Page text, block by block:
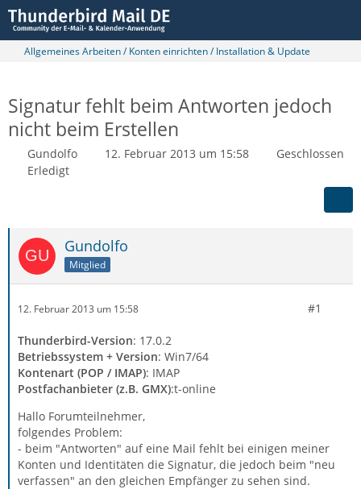
Allgemeines Arbeiten / Konten einrichten / Installation & Update
Signatur fehlt beim Antworten jedoch
nicht beim Erstellen
Gundolfo 12. Februar 2013 um 15:58
Geschlossen
Erledigt
Gundolfo
Mitglied
12. Februar 2013 um 15:58 #1
Thunderbird-Version: 17.0.2
Betriebssystem + Version: Win7/64
Kontenart (POP / IMAP): IMAP
Postfachanbieter (z.B. GMX):t-online
Hallo Forumteilnehmer,
folgendes Problem:
- beim "Antworten" auf eine Mail fehlt bei einigen meiner
Konten und Identitäten die Signatur, die jedoch beim "neu
verfassen" an den gleichen Empfänger zu sehen sind.